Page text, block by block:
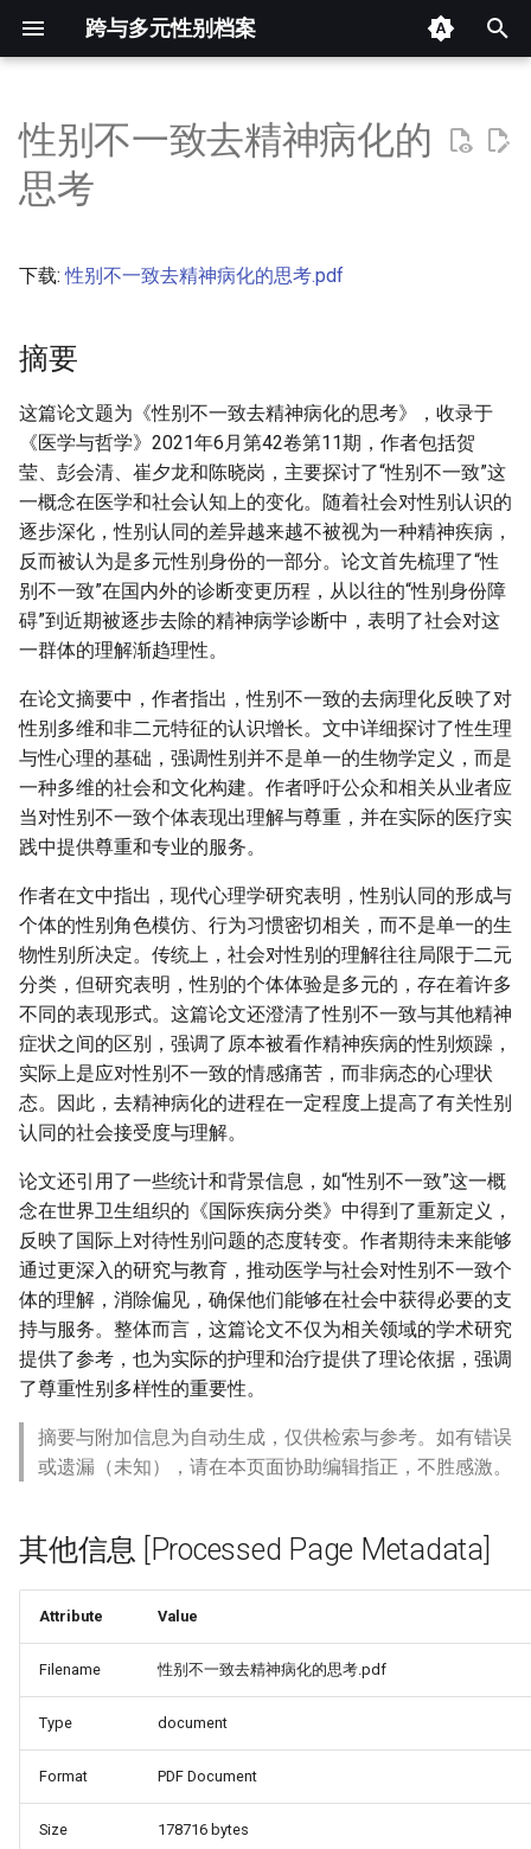
跨与多元性别档案
入
以
开
摘要
性别不一致去精神病化的
思考
下载:性别不一致去精神病化的思考.pdf
摘要
这篇论文题为《性别不一致去精神病化的思考》，收录于
《医学与哲学》2021年6月第42卷第11期，作者包括贺
莹、彭会清、崔夕龙和陈晓岗，主要探讨了“性别不一致”这
一概念在医学和社会认知上的变化。随着社会对性别认识的
逐步深化，性别认同的差异越来越不被视为一种精神疾病，
反而被认为是多元性别身份的一部分。论文首先梳理了“性
别不一致”在国内外的诊断变更历程，从以往的“性别身份障
碍”到近期被逐步去除的精神病学诊断中，表明了社会对这
一群体的理解渐趋理性。
在论文摘要中，作者指出，性别不一致的去病理化反映了对
性别多维和非二元特征的认识增长。文中详细探讨了性生理
与性心理的基础，强调性别并不是单一的生物学定义，而是
一种多维的社会和文化构建。作者呼吁公众和相关从业者应
当对性别不一致个体表现出理解与尊重，并在实际的医疗实
践中提供尊重和专业的服务。
作者在文中指出，现代心理学研究表明，性别认同的形成与
个体的性别角色模仿、行为习惯密切相关，而不是单一的生
物性别所决定。传统上，社会对性别的理解往往局限于二元
分类，但研究表明，性别的个体体验是多元的，存在着许多
不同的表现形式。这篇论文还澄清了性别不一致与其他精神
症状之间的区别，强调了原本被看作精神疾病的性别烦躁，
实际上是应对性别不一致的情感痛苦，而非病态的心理状
态。因此，去精神病化的进程在一定程度上提高了有关性别
认同的社会接受度与理解。
论文还引用了一些统计和背景信息，如“性别不一致”这一概
念在世界卫生组织的《国际疾病分类》中得到了重新定义，
反映了国际上对待性别问题的态度转变。作者期待未来能够
通过更深入的研究与教育，推动医学与社会对性别不一致个
体的理解，消除偏见，确保他们能够在社会中获得必要的支
持与服务。整体而言，这篇论文不仅为相关领域的学术研究
提供了参考，也为实际的护理和治疗提供了理论依据，强调
了尊重性别多样性的重要性。
摘要与附加信息为自动生成，仅供检索与参考。如有错误
或遗漏（未知），请在本页面协助编辑指正，不胜感激。
其他信息 [Processed Page Metadata]
Attribute Value
Filename 性别不一致去精神病化的思考.pdf
Type document
Format PDF Document
Size 178716 bytes